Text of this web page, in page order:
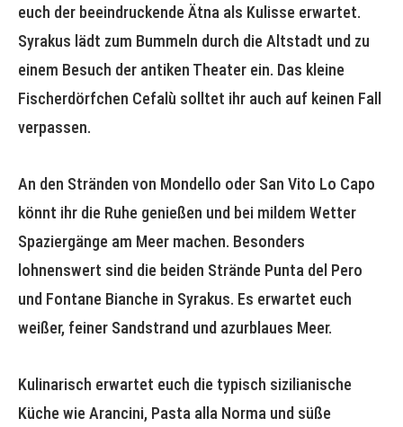
euch der beeindruckende Ätna als Kulisse erwartet.
Syrakus lädt zum Bummeln durch die Altstadt und zu
einem Besuch der antiken Theater ein. Das kleine
Fischerdörfchen Cefalù solltet ihr auch auf keinen Fall
verpassen.
An den Stränden von Mondello oder San Vito Lo Capo
könnt ihr die Ruhe genießen und bei mildem Wetter
Spaziergänge am Meer machen. Besonders
lohnenswert sind die beiden Strände Punta del Pero
und Fontane Bianche in Syrakus. Es erwartet euch
weißer, feiner Sandstrand und azurblaues Meer.
Kulinarisch erwartet euch die typisch sizilianische
Küche wie Arancini, Pasta alla Norma und süße